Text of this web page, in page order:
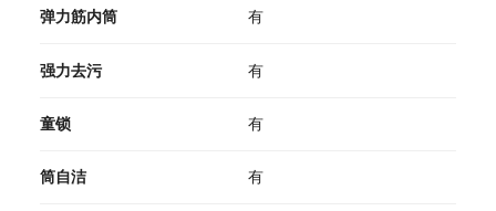
弹力筋内筒 有
强力去污 有
童锁 有
筒自洁 有